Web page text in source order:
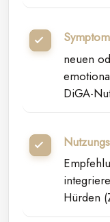
neuen
DiGA-
Hürden